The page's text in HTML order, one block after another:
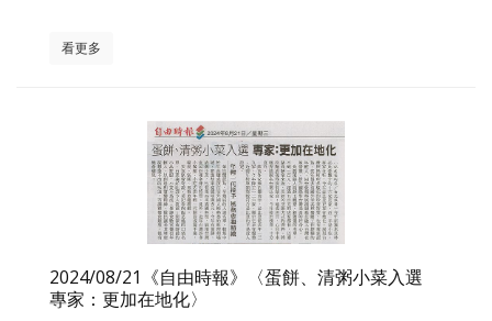
看更多
2024/08/21《自由時報》〈蛋餅、清粥小菜入選
專家：更加在地化〉